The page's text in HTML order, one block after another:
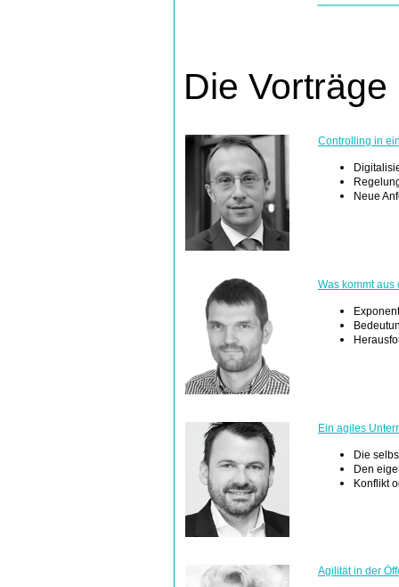
Die Vorträge
Controlling in
Neue
Was kommt aus
Ein agiles
Die
Den
Konflikt
Agilität in der